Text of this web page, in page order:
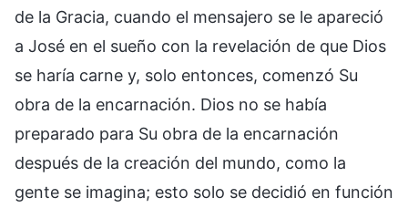
de la Gracia, cuando el mensajero se le apareció
a José en el sueño con la revelación de que Dios
se haría carne y, solo entonces, comenzó Su
obra de la encarnación. Dios no se había
preparado para Su obra de la encarnación
después de la creación del mundo, como la
gente se imagina; esto solo se decidió en función